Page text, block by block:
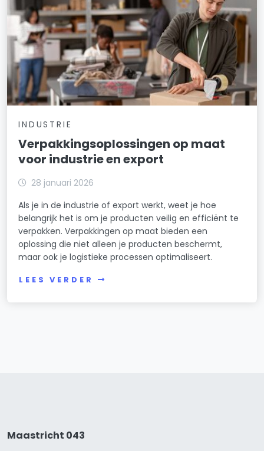
INDUSTRIE
Verpakkingsoplossingen op maat
voor industrie en export
28 januari 2026
Als je in de industrie of export werkt, weet je hoe
belangrijk het is om je producten veilig en efficiënt te
verpakken. Verpakkingen op maat bieden een
oplossing die niet alleen je producten beschermt,
maar ook je logistieke processen optimaliseert.
LEES VERDER
Maastricht 043